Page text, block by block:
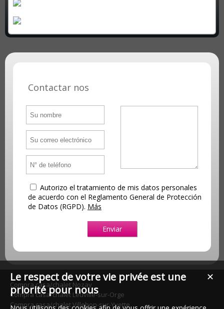
Contactar nos
Autorizo el tratamiento de mis datos personales
de acuerdo con el Reglamento General de Protección
de Datos (RGPD). Más
Compra casa/chalet Nozay
Compra casa/chalet Leuville-sur-Orge
Compra casa/chalet Villebon-sur-Yvette
✕
Le respect de votre vie privée est une
priorité pour nous